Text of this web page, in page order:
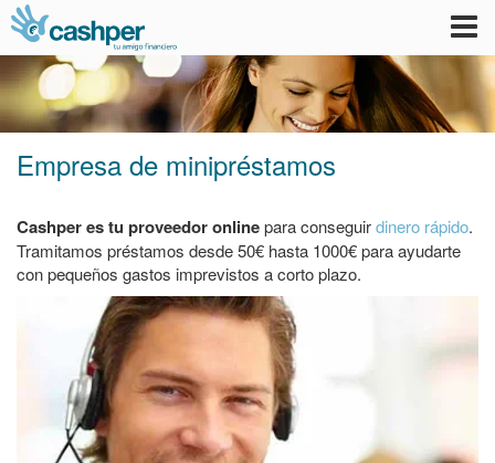
Empresa de minipréstamos
Cashper es tu proveedor onlinepara conseguirdinero rápido.
Tramitamos préstamos desde 50€ hasta 1000€ para ayudarte
con pequeños gastos imprevistos a corto plazo.